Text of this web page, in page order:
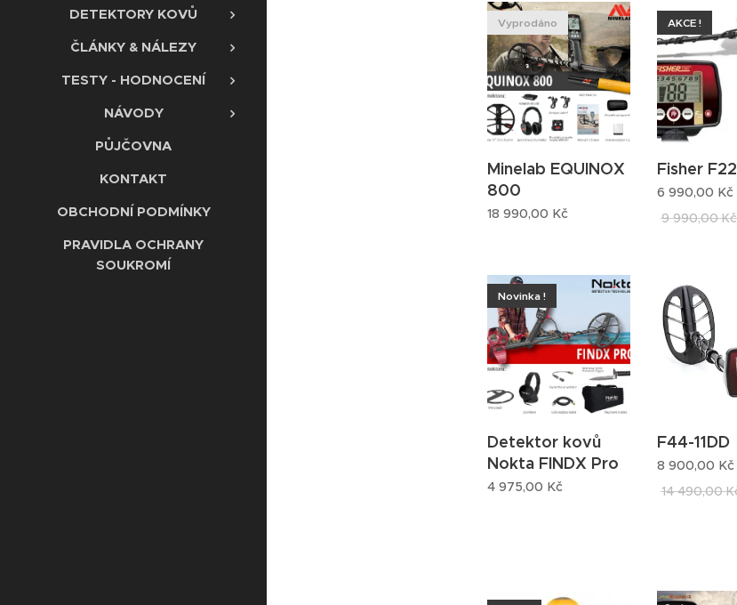
DETEKTORY KOVŮ
ČLÁNKY & NÁLEZY
TESTY - HODNOCENÍ
NÁVODY
PŮJČOVNA
KONTAKT
OBCHODNÍ PODMÍNKY
PRAVIDLA OCHRANY
SOUKROMÍ
Minelab EQUINOX
800
Vyprodáno
18 990,00 Kč
Fisher F22
AKCE !
6 990,00 Kč
9 990,00Kč
Detektor kovů
Nokta FINDX Pro
Novinka !
4 975,00 Kč
F44-11DD
8 900,00 Kč
14 490,00